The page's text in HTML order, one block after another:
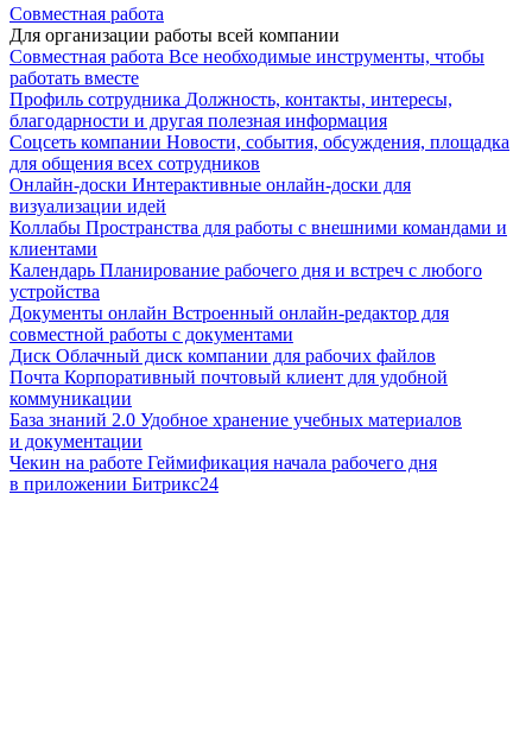
Совместная работа
Для организации работы всей компании
Совместная работа Все необходимые инструменты, чтобы
работать вместе
Профиль сотрудника Должность, контакты, интересы,
благодарности и другая полезная информация
Соцсеть компании Новости, события, обсуждения, площадка
для общения всех сотрудников
Онлайн-доски Интерактивные онлайн-доски для
визуализации идей
Коллабы Пространства для работы с внешними командами и
клиентами
Календарь Планирование рабочего дня и встреч с любого
устройства
Документы онлайн Встроенный онлайн-редактор для
совместной работы с документами
Диск Облачный диск компании для рабочих файлов
Почта Корпоративный почтовый клиент для удобной
коммуникации
База знаний 2.0 Удобное хранение учебных материалов
и документации
Чекин на работе Геймификация начала рабочего дня
в приложении Битрикс24